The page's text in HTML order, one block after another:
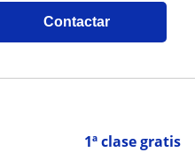
Contactar
1ª clase gratis